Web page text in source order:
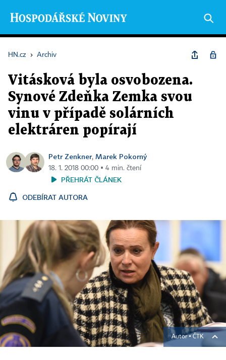
HN.cz › Archiv
Vitásková byla osvobozena.
Synové Zdeňka Zemka svou
vinu v případě solárních
elektráren popírají
Petr Zenkner, Marek Pokorný
18. 1. 2018 00:00 ▪ 4 min. čtení
PŘEHRÁT ČLÁNEK
ODEBÍRAT AUTORA
Autor ▪ ČTK